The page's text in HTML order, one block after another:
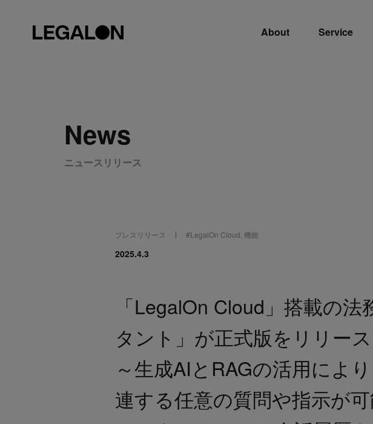
About Service
News
ニュースリリース
プレスリリース #LegalOn Cloud 機能
2025.4.3
「LegalOn Cloud」搭載の
タント」が正式版をリリース
～生成AIとRAGの活用によ
連する任意の質問や指示が